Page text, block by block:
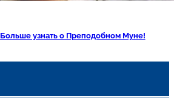
Больше узнать о Преподобном Муне!